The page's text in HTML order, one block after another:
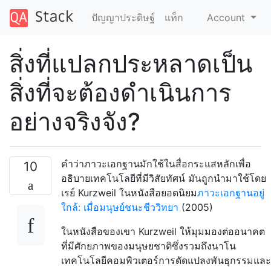
ปัญญาประดิษฐ์ แท็ก Account
สิ่งที่แปลกประหลาดเป็น
สิ่งที่จะต้องดำเนินการ
อย่างจริงจัง?
10
คำว่าภาวะเอกฐานมักใช้ในสื่อกระแสหลักเพื่อ
อธิบายเทคโนโลยีที่มีวิสัยทัศน์ มันถูกนำมาใช้โดย
เรย์ Kurzweil ในหนังสือยอดนิยมภาวะเอกฐานอยู่
ใกล้: เมื่อมนุษย์ชนะชีววิทยา (2005)
ในหนังสือของเขา Kurzweil ให้มุมมองต่ออนาคต
ที่มีศักยภาพของมนุษยชาติซึ่งรวมถึงนาโน
เทคโนโลยีคอมพิวเตอร์การดัดแปลงพันธุกรรมและ